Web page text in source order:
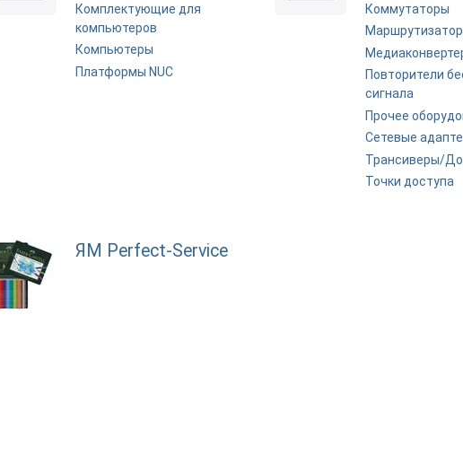
Комплектующие для
компьютеров
Компьютеры
Платформы NUC
Коммутаторы
Повторители
сигнала
Прочее
Сетевые
Трансиверы/
Точки доступа
ЯМ Perfect-Service